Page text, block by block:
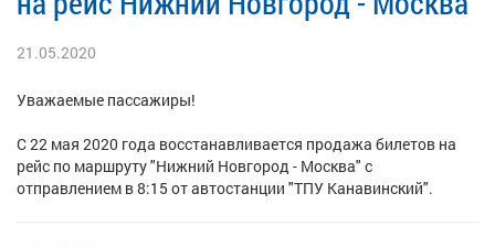
21.05.2020
Уважаемые пассажиры!
С 22 мая 2020 года восстанавливается продажа билетов на
рейс по маршруту "Нижний Новгород - Москва" с
отправлением в 8:15 от автостанции "ТПУ Канавинский".